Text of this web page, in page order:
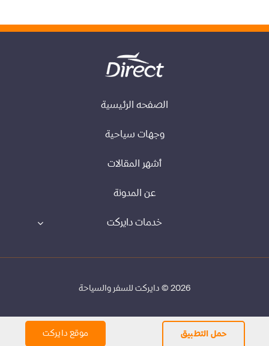
الصفحه الرئيسية
وجهات سياحية
أشهر المقالات
عن المدونة
خدمات دايركت
2026 © دايركت للسفر والسياحة
حمل التطبيق موقع دايركت